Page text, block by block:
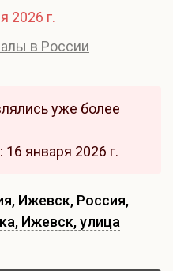
2026 г.
в России
уже более
января 2026 г.
Ижевск, Россия,
Ижевск, улица